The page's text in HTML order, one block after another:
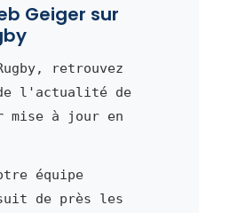
Geiger sur
retrouvez
l'actualité de
mise à jour en
équipe
de près les